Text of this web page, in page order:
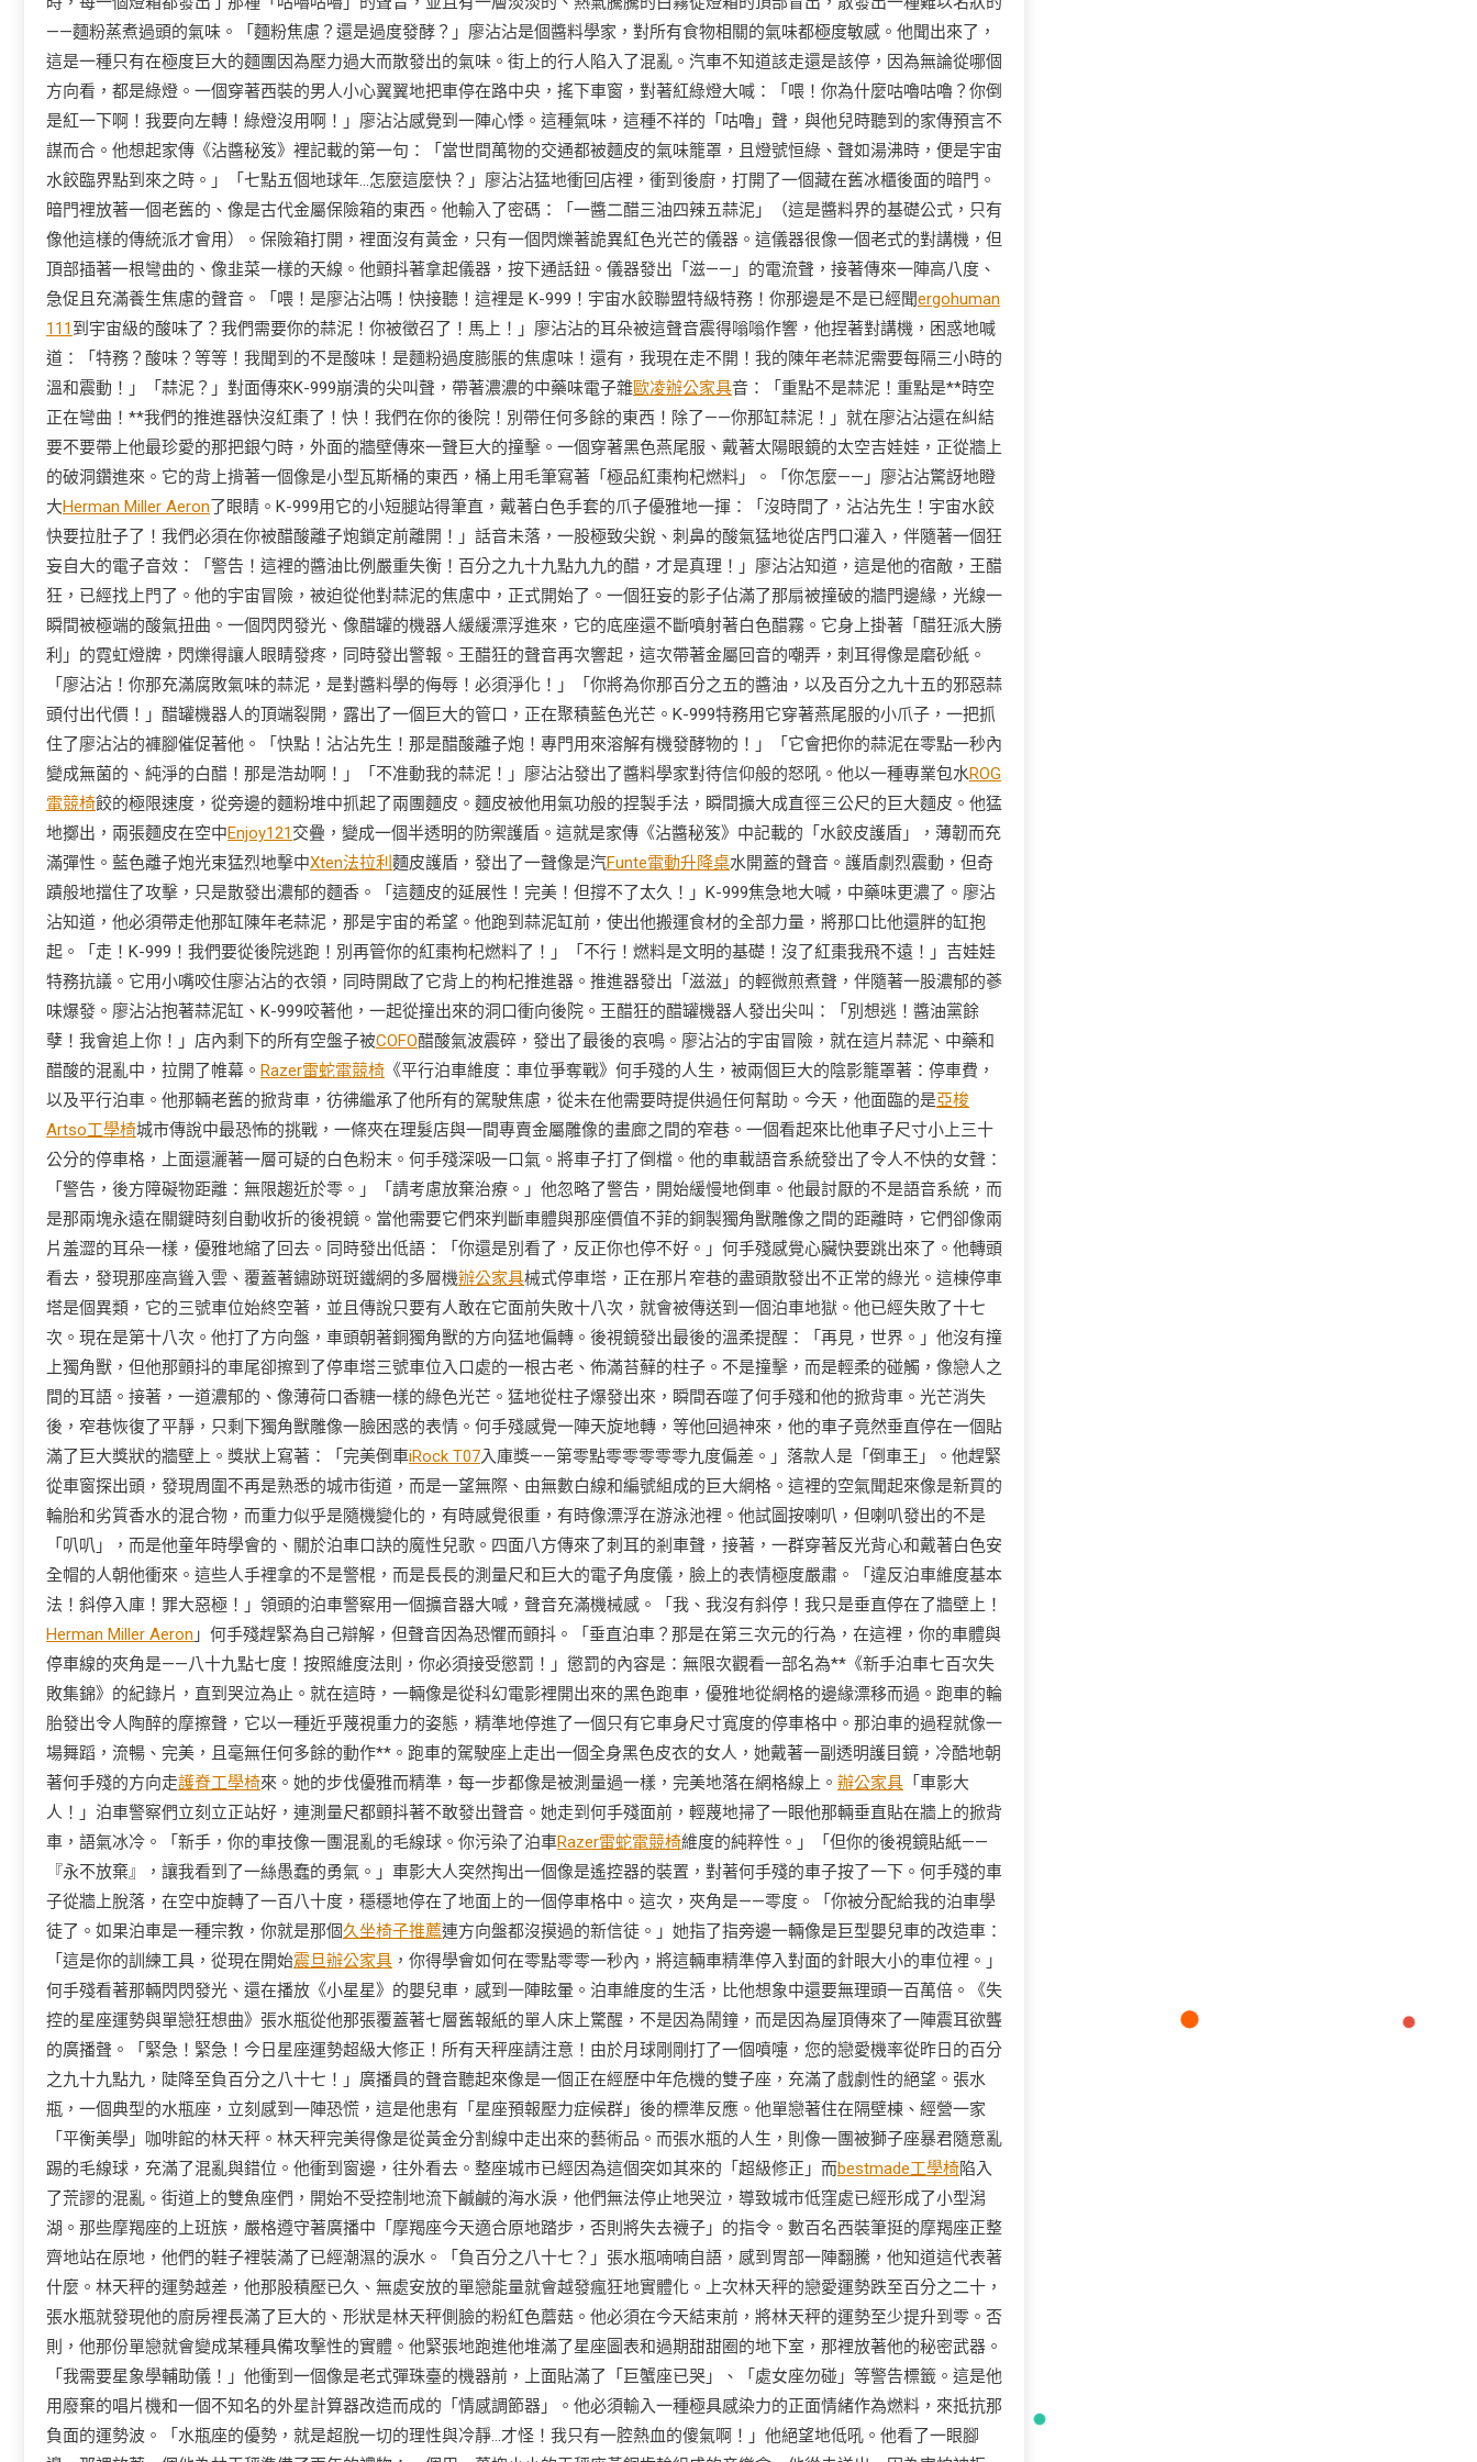
——麵粉蒸煮過頭的氣味。「麵粉焦慮？還是過度發酵？」廖沾沾是個醬料學家，對所有食物相關的氣味都極度敏感。他聞出來了，
這是一種只有在極度巨大的麵團因為壓力過大而散發出的氣味。街上的行人陷入了混亂。汽車不知道該走還是該停，因為無論從哪個
方向看，都是綠燈。一個穿著西裝的男人小心翼翼地把車停在路中央，搖下車窗，對著紅綠燈大喊：「喂！你為什麼咕嚕咕嚕？你倒
是紅一下啊！我要向左轉！綠燈沒用啊！」廖沾沾感覺到一陣心悸。這種氣味，這種不祥的「咕嚕」聲，與他兒時聽到的家傳預言不
謀而合。他想起家傳《沾醬秘笈》裡記載的第一句：「當世間萬物的交通都被麵皮的氣味籠罩，且燈號恒綠、聲如湯沸時，便是宇宙
水餃臨界點到來之時。」「七點五個地球年…怎麼這麼快？」廖沾沾猛地衝回店裡，衝到後廚，打開了一個藏在舊冰櫃後面的暗門。
暗門裡放著一個老舊的、像是古代金屬保險箱的東西。他輸入了密碼：「一醬二醋三油四辣五蒜泥」（這是醬料界的基礎公式，只有
像他這樣的傳統派才會用）。保險箱打開，裡面沒有黃金，只有一個閃爍著詭異紅色光芒的儀器。這儀器很像一個老式的對講機，但
頂部插著一根彎曲的、像韭菜一樣的天線。他顫抖著拿起儀器，按下通話鈕。儀器發出「滋——」的電流聲，接著傳來一陣高八度、
急促且充滿養生焦慮的聲音。「喂！是廖沾沾嗎！快接聽！這裡是 K-999！宇宙水餃聯盟特級特務！你那邊是不是已經聞ergohuman
111到宇宙級的酸味了？我們需要你的蒜泥！你被徵召了！馬上！」廖沾沾的耳朵被這聲音震得嗡嗡作響，他捏著對講機，困惑地喊
道：「特務？酸味？等等！我聞到的不是酸味！是麵粉過度膨脹的焦慮味！還有，我現在走不開！我的陳年老蒜泥需要每隔三小時的
溫和震動！」「蒜泥？」對面傳來K-999崩潰的尖叫聲，帶著濃濃的中藥味電子雜歐凌辦公家具音：「重點不是蒜泥！重點是**時空
正在彎曲！**我們的推進器快沒紅棗了！快！我們在你的後院！別帶任何多餘的東西！除了——你那缸蒜泥！」就在廖沾沾還在糾結
要不要帶上他最珍愛的那把銀勺時，外面的牆壁傳來一聲巨大的撞擊。一個穿著黑色燕尾服、戴著太陽眼鏡的太空吉娃娃，正從牆上
的破洞鑽進來。它的背上揹著一個像是小型瓦斯桶的東西，桶上用毛筆寫著「極品紅棗枸杞燃料」。「你怎麼——」廖沾沾驚訝地瞪
大Herman Miller Aeron了眼睛。K-999用它的小短腿站得筆直，戴著白色手套的爪子優雅地一揮：「沒時間了，沾沾先生！宇宙水餃
快要拉肚子了！我們必須在你被醋酸離子炮鎖定前離開！」話音未落，一股極致尖銳、刺鼻的酸氣猛地從店門口灌入，伴隨著一個狂
妄自大的電子音效：「警告！這裡的醬油比例嚴重失衡！百分之九十九點九九的醋，才是真理！」廖沾沾知道，這是他的宿敵，王醋
狂，已經找上門了。他的宇宙冒險，被迫從他對蒜泥的焦慮中，正式開始了。一個狂妄的影子佔滿了那扇被撞破的牆門邊緣，光線一
瞬間被極端的酸氣扭曲。一個閃閃發光、像醋罐的機器人緩緩漂浮進來，它的底座還不斷噴射著白色醋霧。它身上掛著「醋狂派大勝
利」的霓虹燈牌，閃爍得讓人眼睛發疼，同時發出警報。王醋狂的聲音再次響起，這次帶著金屬回音的嘲弄，刺耳得像是磨砂紙。
「廖沾沾！你那充滿腐敗氣味的蒜泥，是對醬料學的侮辱！必須淨化！」「你將為你那百分之五的醬油，以及百分之九十五的邪惡蒜
頭付出代價！」醋罐機器人的頂端裂開，露出了一個巨大的管口，正在聚積藍色光芒。K-999特務用它穿著燕尾服的小爪子，一把抓
住了廖沾沾的褲腳催促著他。「快點！沾沾先生！那是醋酸離子炮！專門用來溶解有機發酵物的！」「它會把你的蒜泥在零點一秒內
變成無菌的、純淨的白醋！那是浩劫啊！」「不准動我的蒜泥！」廖沾沾發出了醬料學家對待信仰般的怒吼。他以一種專業包水ROG
電競椅餃的極限速度，從旁邊的麵粉堆中抓起了兩團麵皮。麵皮被他用氣功般的捏製手法，瞬間擴大成直徑三公尺的巨大麵皮。他猛
地擲出，兩張麵皮在空中Enjoy121交疊，變成一個半透明的防禦護盾。這就是家傳《沾醬秘笈》中記載的「水餃皮護盾」，薄韌而充
滿彈性。藍色離子炮光束猛烈地擊中Xten法拉利 麵皮護盾，發出了一聲像是汽Funte電動升降桌水開蓋的聲音。護盾劇烈震動，但奇
蹟般地擋住了攻擊，只是散發出濃郁的麵香。「這麵皮的延展性！完美！但撐不了太久！」K-999焦急地大喊，中藥味更濃了。廖沾
沾知道，他必須帶走他那缸陳年老蒜泥，那是宇宙的希望。他跑到蒜泥缸前，使出他搬運食材的全部力量，將那口比他還胖的缸抱
起。「走！K-999！我們要從後院逃跑！別再管你的紅棗枸杞燃料了！」「不行！燃料是文明的基礎！沒了紅棗我飛不遠！」吉娃娃
特務抗議。它用小嘴咬住廖沾沾的衣領，同時開啟了它背上的枸杞推進器。推進器發出「滋滋」的輕微煎煮聲，伴隨著一股濃郁的蔘
味爆發。廖沾沾抱著蒜泥缸、K-999咬著他，一起從撞出來的洞口衝向後院。王醋狂的醋罐機器人發出尖叫：「別想逃！醬油黨餘
孽！我會追上你！」店內剩下的所有空盤子被COFO醋酸氣波震碎，發出了最後的哀鳴。廖沾沾的宇宙冒險，就在這片蒜泥、中藥和
醋酸的混亂中，拉開了帷幕。 Razer雷蛇電競椅 《平行泊車維度：車位爭奪戰》何手殘的人生，被兩個巨大的陰影籠罩著：停車費，
以及平行泊車。他那輛老舊的掀背車，彷彿繼承了他所有的駕駛焦慮，從未在他需要時提供過任何幫助。今天，他面臨的是亞梭
Artso工學椅城市傳說中最恐怖的挑戰，一條夾在理髮店與一間專賣金屬雕像的畫廊之間的窄巷。一個看起來比他車子尺寸小上三十
公分的停車格，上面還灑著一層可疑的白色粉末。何手殘深吸一口氣。將車子打了倒檔。他的車載語音系統發出了令人不快的女聲：
「警告，後方障礙物距離：無限趨近於零。」「請考慮放棄治療。」他忽略了警告，開始緩慢地倒車。他最討厭的不是語音系統，而
是那兩塊永遠在關鍵時刻自動收折的後視鏡。當他需要它們來判斷車體與那座價值不菲的銅製獨角獸雕像之間的距離時，它們卻像兩
片羞澀的耳朵一樣，優雅地縮了回去。同時發出低語：「你還是別看了，反正你也停不好。」何手殘感覺心臟快要跳出來了。他轉頭
看去，發現那座高聳入雲、覆蓋著鏽跡斑斑鐵網的多層機辦公家具械式停車塔，正在那片窄巷的盡頭散發出不正常的綠光。這棟停車
塔是個異類，它的三號車位始終空著，並且傳說只要有人敢在它面前失敗十八次，就會被傳送到一個泊車地獄。他已經失敗了十七
次。現在是第十八次。他打了方向盤，車頭朝著銅獨角獸的方向猛地偏轉。後視鏡發出最後的溫柔提醒：「再見，世界。」他沒有撞
上獨角獸，但他那顫抖的車尾卻擦到了停車塔三號車位入口處的一根古老、佈滿苔蘚的柱子。不是撞擊，而是輕柔的碰觸，像戀人之
間的耳語。接著，一道濃郁的、像薄荷口香糖一樣的綠色光芒。猛地從柱子爆發出來，瞬間吞噬了何手殘和他的掀背車。光芒消失
後，窄巷恢復了平靜，只剩下獨角獸雕像一臉困惑的表情。何手殘感覺一陣天旋地轉，等他回過神來，他的車子竟然垂直停在一個貼
滿了巨大獎狀的牆壁上。獎狀上寫著：「完美倒車iRock T07入庫獎——第零點零零零零零九度偏差。」落款人是「倒車王」。他趕緊
從車窗探出頭，發現周圍不再是熟悉的城市街道，而是一望無際、由無數白線和編號組成的巨大網格。這裡的空氣聞起來像是新買的
輪胎和劣質香水的混合物，而重力似乎是隨機變化的，有時感覺很重，有時像漂浮在游泳池裡。他試圖按喇叭，但喇叭發出的不是
「叭叭」，而是他童年時學會的、關於泊車口訣的魔性兒歌。四面八方傳來了刺耳的剎車聲，接著，一群穿著反光背心和戴著白色安
全帽的人朝他衝來。這些人手裡拿的不是警棍，而是長長的測量尺和巨大的電子角度儀，臉上的表情極度嚴肅。「違反泊車維度基本
法！斜停入庫！罪大惡極！」領頭的泊車警察用一個擴音器大喊，聲音充滿機械感。「我、我沒有斜停！我只是垂直停在了牆壁上！
Herman Miller Aeron 」何手殘趕緊為自己辯解，但聲音因為恐懼而顫抖。「垂直泊車？那是在第三次元的行為，在這裡，你的車體與
停車線的夾角是——八十九點七度！按照維度法則，你必須接受懲罰！」懲罰的內容是：無限次觀看一部名為**《新手泊車七百次失
敗集錦》的紀錄片，直到哭泣為止。就在這時，一輛像是從科幻電影裡開出來的黑色跑車，優雅地從網格的邊緣漂移而過。跑車的輪
胎發出令人陶醉的摩擦聲，它以一種近乎蔑視重力的姿態，精準地停進了一個只有它車身尺寸寬度的停車格中。那泊車的過程就像一
場舞蹈，流暢、完美，且毫無任何多餘的動作**。跑車的駕駛座上走出一個全身黑色皮衣的女人，她戴著一副透明護目鏡，冷酷地朝
著何手殘的方向走護脊工學椅來。她的步伐優雅而精準，每一步都像是被測量過一樣，完美地落在網格線上。 辦公家具 「車影大
人！」泊車警察們立刻立正站好，連測量尺都顫抖著不敢發出聲音。她走到何手殘面前，輕蔑地掃了一眼他那輛垂直貼在牆上的掀背
車，語氣冰冷。「新手，你的車技像一團混亂的毛線球。你污染了泊車Razer雷蛇電競椅維度的純粹性。」「但你的後視鏡貼紙——
『永不放棄』，讓我看到了一絲愚蠢的勇氣。」車影大人突然掏出一個像是遙控器的裝置，對著何手殘的車子按了一下。何手殘的車
子從牆上脫落，在空中旋轉了一百八十度，穩穩地停在了地面上的一個停車格中。這次，夾角是——零度。「你被分配給我的泊車學
徒了。如果泊車是一種宗教，你就是那個久坐椅子推薦連方向盤都沒摸過的新信徒。」她指了指旁邊一輛像是巨型嬰兒車的改造車：
「這是你的訓練工具，從現在開始震旦辦公家具 ，你得學會如何在零點零零一秒內，將這輛車精準停入對面的針眼大小的車位裡。」
何手殘看著那輛閃閃發光、還在播放《小星星》的嬰兒車，感到一陣眩暈。泊車維度的生活，比他想象中還要無理頭一百萬倍。《失
控的星座運勢與單戀狂想曲》張水瓶從他那張覆蓋著七層舊報紙的單人床上驚醒，不是因為鬧鐘，而是因為屋頂傳來了一陣震耳欲聾
的廣播聲。「緊急！緊急！今日星座運勢超級大修正！所有天秤座請注意！由於月球剛剛打了一個噴嚏，您的戀愛機率從昨日的百分
之九十九點九，陡降至負百分之八十七！」廣播員的聲音聽起來像是一個正在經歷中年危機的雙子座，充滿了戲劇性的絕望。張水
瓶，一個典型的水瓶座，立刻感到一陣恐慌，這是他患有「星座預報壓力症候群」後的標準反應。他單戀著住在隔壁棟、經營一家
「平衡美學」咖啡館的林天秤。林天秤完美得像是從黃金分割線中走出來的藝術品。而張水瓶的人生，則像一團被獅子座暴君隨意亂
踢的毛線球，充滿了混亂與錯位。他衝到窗邊，往外看去。整座城市已經因為這個突如其來的「超級修正」而bestmade工學椅陷入
了荒謬的混亂。街道上的雙魚座們，開始不受控制地流下鹹鹹的海水淚，他們無法停止地哭泣，導致城市低窪處已經形成了小型潟
湖。那些摩羯座的上班族，嚴格遵守著廣播中「摩羯座今天適合原地踏步，否則將失去襪子」的指令。數百名西裝筆挺的摩羯座正整
齊地站在原地，他們的鞋子裡裝滿了已經潮濕的淚水。「負百分之八十七？」張水瓶喃喃自語，感到胃部一陣翻騰，他知道這代表著
什麼。林天秤的運勢越差，他那股積壓已久、無處安放的單戀能量就會越發瘋狂地實體化。上次林天秤的戀愛運勢跌至百分之二十，
張水瓶就發現他的廚房裡長滿了巨大的、形狀是林天秤側臉的粉紅色蘑菇。他必須在今天結束前，將林天秤的運勢至少提升到零。否
則，他那份單戀就會變成某種具備攻擊性的實體。他緊張地跑進他堆滿了星座圖表和過期甜甜圈的地下室，那裡放著他的秘密武器。
「我需要星象學輔助儀！」他衝到一個像是老式彈珠臺的機器前，上面貼滿了「巨蟹座已哭」、「處女座勿碰」等警告標籤。這是他
用廢棄的唱片機和一個不知名的外星計算器改造而成的「情感調節器」。他必須輸入一種極具感染力的正面情緒作為燃料，來抵抗那
負面的運勢波。「水瓶座的優勢，就是超脫一切的理性與冷靜…才怪！我只有一腔熱血的傻氣啊！」他絕望地低吼。他看了一眼腳